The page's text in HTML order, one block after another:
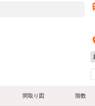
間取り図 階数